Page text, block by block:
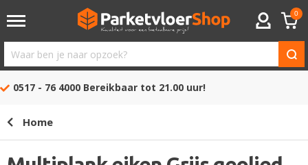
ACCOUNT
0
Waar
ben
opzoek?
0517 - 76 4000 Bereikbaar tot 21.00 uur!
Home